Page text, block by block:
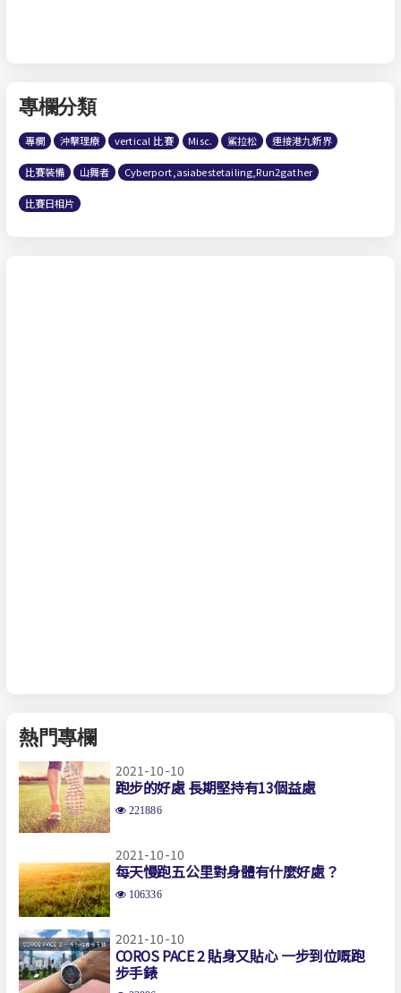
專欄分類
專欄 沖擊理療 vertical 比賽 Misc. 鯊拉松 連接港九新界
比賽裝備 山舞者 Cyberport,asiabestetailing,Run2gather
比賽日相片
熱門專欄
2021-10-10
跑步的好處 長期堅持有13個益處
221886
2021-10-10
每天慢跑五公里對身體有什麼好處？
106336
2021-10-10
COROS PACE 2 貼身又貼心 一步到位嘅跑
步手錶